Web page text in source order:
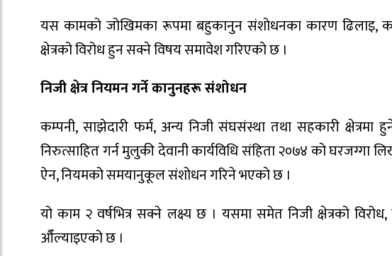
यस कामको जोखिमका रूपमा बहुकानुन संशोधनका कारण ढिलाइ,
क्षेत्रको विरोध हुन सक्ने विषय समावेश गरिएको छ ।
निजी क्षेत्र नियमन गर्ने कानुनहरू संशोधन
कम्पनी, साझेदारी फर्म, अन्य निजी संघसंस्था तथा सहकारी क्षेत्रमा
निरुत्साहित गर्न मुलुकी देवानी कार्यविधि संहिता २०७४ को घरजग्गा
ऐन, नियमको समयानुकूल संशोधन गरिने भएको छ ।
यो काम २ वर्षभित्र सक्ने लक्ष्य छ । यसमा समेत निजी क्षेत्रको
औँल्याइएको छ ।